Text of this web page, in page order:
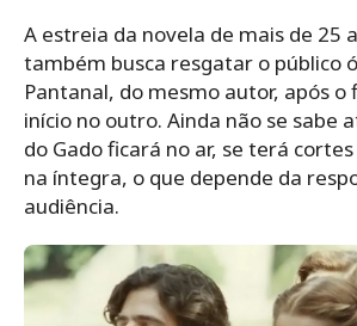
A estreia da novela de mais de 25
também busca resgatar o público
Pantanal, do mesmo autor, após
início no outro. Ainda não se sabe
do Gado ficará no ar, se terá
na íntegra, o que depende da
audiência.